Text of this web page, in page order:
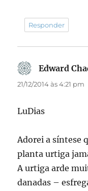
Responder
Edward
21/12/2014 às 4:21 pm
LuDias
Adorei a síntese
planta urtiga
A urtiga arde
danadas –